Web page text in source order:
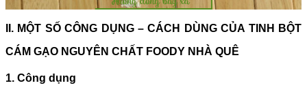
II. MỘT SỐ CÔNG DỤNG – CÁCH DÙNG CỦA TINH BỘT
CÁM GẠO NGUYÊN CHẤT FOODY NHÀ QUÊ
1. Công dụng